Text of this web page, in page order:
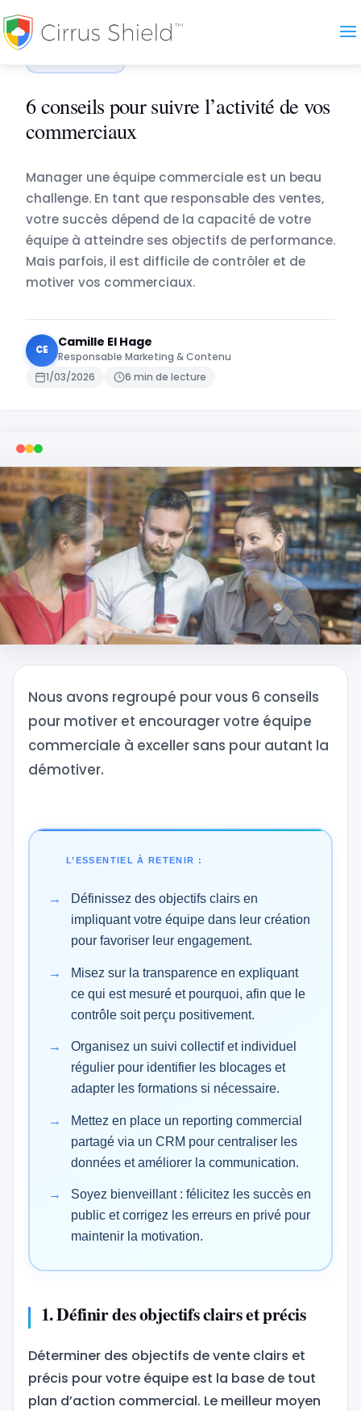
Accueil
6 conseils pour suivre l’activité de vos
commerciaux
Manager une équipe commerciale est un beau
challenge. En tant que responsable des ventes,
votre succès dépend de la capacité de votre
équipe à atteindre ses objectifs de performance.
Mais parfois, il est difficile de contrôler et de
motiver vos commerciaux.
CE
Camille El Hage
Responsable Marketing & Contenu
1/03/2026
6 min de lecture
Nous avons regroupé pour vous 6 conseils
pour motiver et encourager votre équipe
commerciale à exceller sans pour autant la
démotiver.
L’ESSENTIEL À RETENIR :
Définissez des objectifs clairs en
impliquant votre équipe dans leur création
pour favoriser leur engagement.
Misez sur la transparence en expliquant
ce qui est mesuré et pourquoi, afin que le
contrôle soit perçu positivement.
Organisez un suivi collectif et individuel
régulier pour identifier les blocages et
adapter les formations si nécessaire.
Mettez en place un reporting commercial
partagé via un CRM pour centraliser les
données et améliorer la communication.
Soyez bienveillant : félicitez les succès en
public et corrigez les erreurs en privé pour
maintenir la motivation.
1. Définir des objectifs clairs et précis
Déterminer des objectifs de vente clairs et
précis pour votre équipe est la base de tout
plan d’action commercial. Le meilleur moyen